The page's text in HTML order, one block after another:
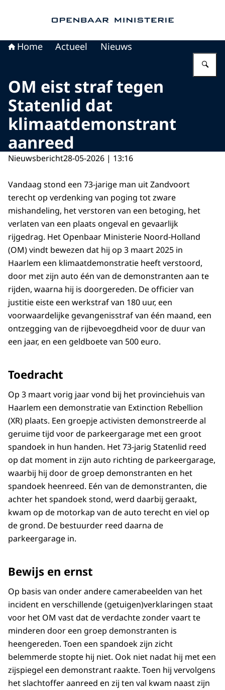
Home Actueel Nieuws
OM eist straf tegen
Statenlid dat
klimaatdemonstrant
aanreed
Nieuwsbericht28-05-2026 | 13:16
Vandaag stond een 73-jarige man uit Zandvoort
terecht op verdenking van poging tot zware
mishandeling, het verstoren van een betoging, het
verlaten van een plaats ongeval en gevaarlijk
rijgedrag. Het Openbaar Ministerie Noord-Holland
(OM) vindt bewezen dat hij op 3 maart 2025 in
Haarlem een klimaatdemonstratie heeft verstoord,
door met zijn auto één van de demonstranten aan te
rijden, waarna hij is doorgereden. De officier van
justitie eiste een werkstraf van 180 uur, een
voorwaardelijke gevangenisstraf van één maand, een
ontzegging van de rijbevoegdheid voor de duur van
een jaar, en een geldboete van 500 euro.
Toedracht
Op 3 maart vorig jaar vond bij het provinciehuis van
Haarlem een demonstratie van Extinction Rebellion
(XR) plaats. Een groepje activisten demonstreerde al
geruime tijd voor de parkeergarage met een groot
spandoek in hun handen. Het 73-jarig Statenlid reed
op dat moment in zijn auto richting de parkeergarage,
waarbij hij door de groep demonstranten en het
spandoek heenreed. Eén van de demonstranten, die
achter het spandoek stond, werd daarbij geraakt,
kwam op de motorkap van de auto terecht en viel op
de grond. De bestuurder reed daarna de
parkeergarage in.
Bewijs en ernst
Op basis van onder andere camerabeelden van het
incident en verschillende (getuigen)verklaringen staat
voor het OM vast dat de verdachte zonder vaart te
minderen door een groep demonstranten is
heengereden. Toen een spandoek zijn zicht
belemmerde stopte hij niet. Ook niet nadat hij met een
zijspiegel een demonstrant raakte. Toen hij vervolgens
het slachtoffer aanreed en zij ten val kwam naast zijn